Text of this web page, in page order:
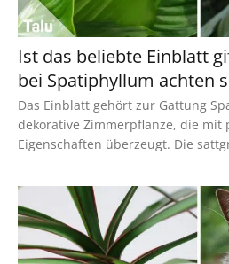
Ist das beliebte Einblatt
bei Spatiphyllum achten
Das Einblatt gehört zur Gattung
dekorative Zimmerpflanze, die mit
Eigenschaften überzeugt. Die